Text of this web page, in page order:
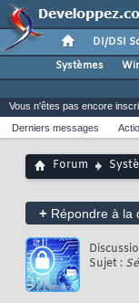
DI/DSI
Systèmes
Vous n'êtes pas encore
Derniers messages
Forum
+ Répondre à la
Sujet :